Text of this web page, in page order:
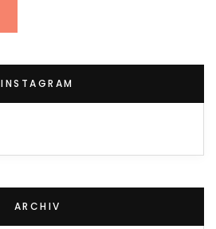
INSTAGRAM
ARCHIV